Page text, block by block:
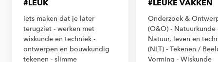
#LEUK
iets maken dat je later
terugziet - werken met
wiskunde en techniek -
ontwerpen en bouwkundig
tekenen - slimme
#LEUKE VAKKEN
Onderzoek &
(O&O) - Natuurkunde
Natuur, leven en
(NLT) - Tekenen /
Vorming - Wiskunde